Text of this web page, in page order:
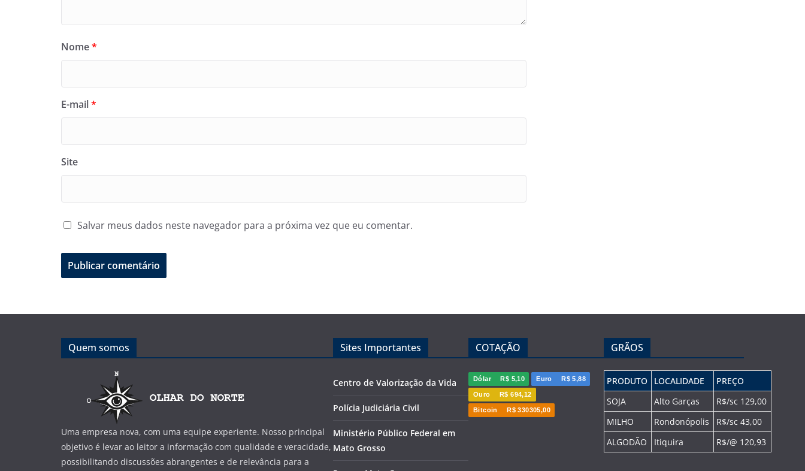
Nome*
E-mail*
Site
Salvar meus dados neste navegador para a próxima vez que eu comentar.
Quem somos
Uma empresa nova, com uma equipe experiente. Nosso principal
objetivo é levar ao leitor a informação com qualidade e veracidade,
possibilitando discussões abrangentes e de relevância para a
Sites Importantes
Centro de Valorização da Vida
Polícia Judiciária Civil
Ministério Público Federal em
Mato Grosso
COTAÇÃO
Dólar R$ 5,10 Euro R$ 5,88
Ouro R$ 694,12
Bitcoin R$ 330305,00
GRÃOS
PRODUTO LOCALIDADE
PREÇO
SOJA
Alto Garças
R$/sc 129,00
MILHO
Rondonópolis
R$/sc 43,00
ALGODÃO
Itiquira R$/@ 120,93